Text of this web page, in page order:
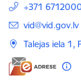
+371
E-pasts:
vid@vid.gov.lv
Talejas iela 1,